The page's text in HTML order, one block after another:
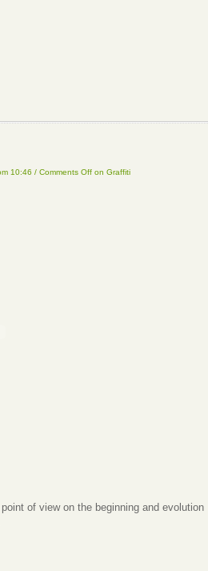
10:46 / Comments Off on Graffiti
of view on the beginning and evolution